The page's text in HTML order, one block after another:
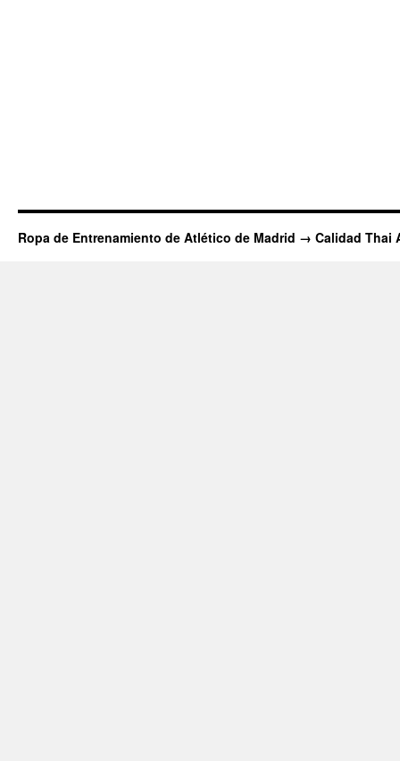
Ropa de Entrenamiento de Atlético de Madrid → Calidad Thai